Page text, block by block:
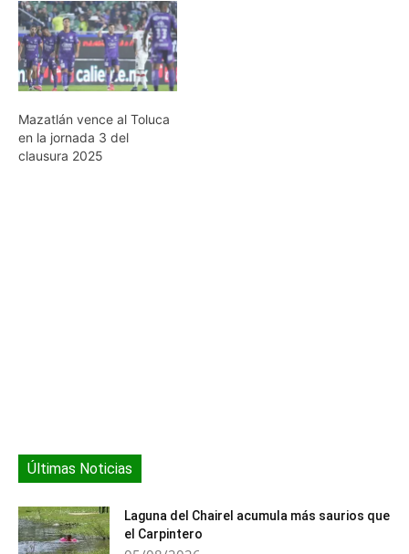
Mazatlán vence al Toluca
en la jornada 3 del
clausura 2025
Últimas Noticias
Laguna del Chairel acumula más saurios que
el Carpintero